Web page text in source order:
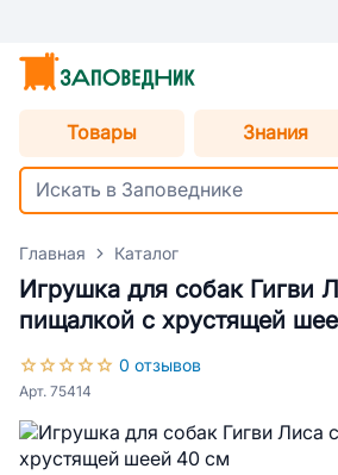
Товары Знания
Главная Каталог
Игрушка для собак Гигви
пищалкой с хрустящей
0 отзывов
Арт. 75414